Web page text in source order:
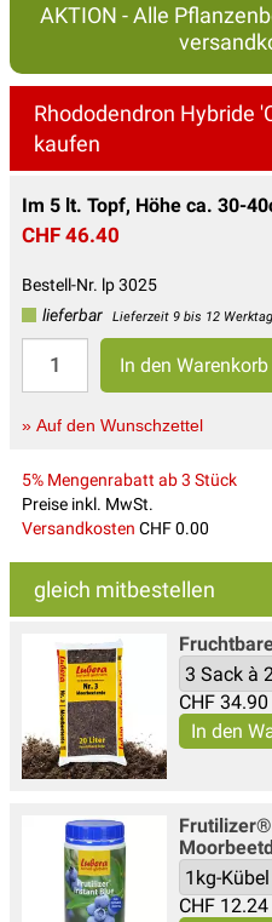
AKTION - Alle
Rhododendron Hybride
kaufen
Im 5 lt. Topf, Höhe ca. 30-
CHF 46.40
Bestell-Nr. lp 3025
lieferbar
Lieferzeit 9 bis 12
» Auf den Wunschzettel
5% Mengenrabatt ab 3 Stück
Preise inkl. MwSt.
Versandkosten CHF 0.00
gleich mitbestellen
CHF 34.90
CHF 12.24